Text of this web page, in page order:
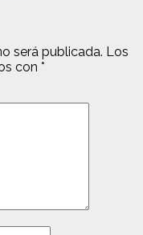
será publicada. Los
con *